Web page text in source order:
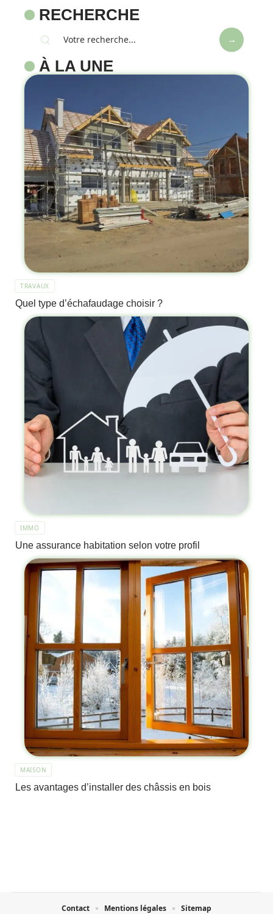
RECHERCHE
À LA UNE
TRAVAUX
Quel type d’échafaudage choisir ?
IMMO
Une assurance habitation selon votre profil
MAISON
Les avantages d’installer des châssis en bois
Contact Mentions légales Sitemap